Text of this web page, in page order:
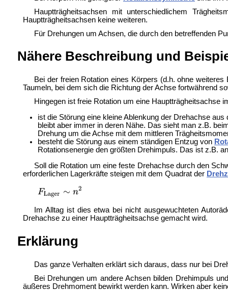
Hauptträgheitsachsen mit unterschiedlichem
Hauptträgheitsachsen keine weiteren.
Für Drehungen um Achsen, die durch den betreffenden
Nähere Beschreibung und
Bei der freien Rotation eines Körpers (d.h. ohne
Taumeln, bei dem sich die Richtung der Achse fortwährend
Hingegen ist freie Rotation um eine Hauptträgheitsachse
ist die Störung eine kleine Ablenkung der Drehachse
bleibt aber immer in deren Nähe. Das sieht man z.B.
Drehung um die Achse mit dem mittleren
besteht die Störung aus einem ständigen Entzug von
Rotationsenergie den größten Drehimpuls. Das ist z.B.
Soll die Rotation um eine feste Drehachse durch den
erforderlichen Lagerkräfte steigen mit dem Quadrat der
Im Alltag ist dies etwa bei nichtausgewuchteten
Drehachse zu einer Hauptträgheitsachse gemacht wird.
Erklärung
Das ganze Verhalten erklärt sich daraus, dass nur bei
Bei Drehungen um andere Achsen bilden Drehimpuls
äußeres Drehmoment bewirkt werden kann. Wirken aber